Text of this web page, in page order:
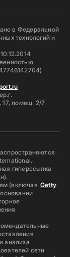
в Федеральной
технологий и
17, помещ. 2/7
гиперссылка
(включая Getty
анализа
сети